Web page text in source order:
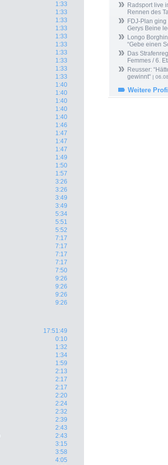
1:33
1:33
1:33
1:33
1:33
1:33
1:33
1:33
1:33
1:33
1:40
1:40
1:40
1:40
1:40
1:46
1:47
1:47
1:47
1:49
1:50
1:57
3:26
3:26
3:49
3:49
5:34
5:51
5:52
7:17
7:17
7:17
7:17
7:50
9:26
9:26
9:26
9:26
17:51:49
0:10
1:32
1:34
1:59
2:13
2:17
2:17
2:20
2:24
2:32
2:39
2:43
2:43
3:15
3:58
4:05
Radsport live
Rennen des
FDJ-Plan
Gerys Beine
Longo
“Gebe einen
Das
Femmes / 6.
Reusser:
gewinnt“ |
Weitere